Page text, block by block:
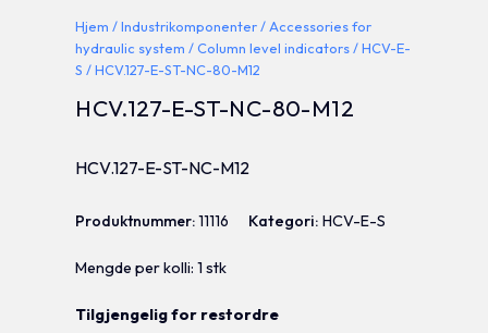
Hjem /Industrikomponenter/ Accessories for
hydraulic system /Column level indicators/HCV-E-
S / HCV.127-E-ST-NC-80-M12
HCV.127-E-ST-NC-80-M12
HCV.127-E-ST-NC-M12
Produktnummer:11116 Kategori:HCV-E-S
Mengde per kolli: 1 stk
Tilgjengelig for restordre